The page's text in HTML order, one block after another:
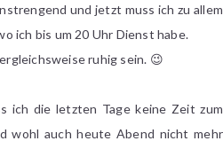
und jetzt muss ich zu allem
ich bis um 20 Uhr Dienst habe.
ruhig sein. 😉
ich die letzten Tage keine Zeit zum
wohl auch heute Abend nicht mehr